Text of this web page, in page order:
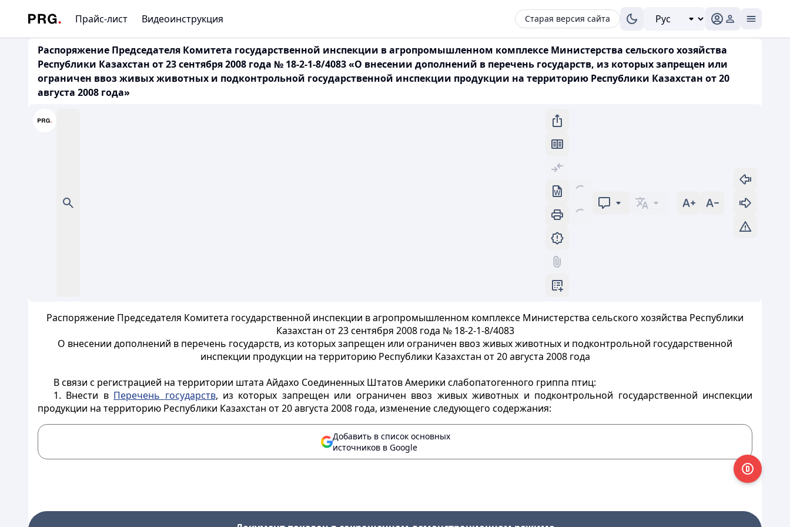
Прайс-лист Видеоинструкция Старая версия сайта
Распоряжение Председателя Комитета государственной инспекции в агропромышленном комплексе Министерства сельского хозяйства
Республики Казахстан от 23 сентября 2008 года № 18-2-1-8/4083 «О внесении дополнений в перечень государств, из которых запрещен или
ограничен ввоз живых животных и подконтрольной государственной инспекции продукции на территорию Республики Казахстан от 20
августа 2008 года»
Распоряжение Председателя Комитета государственной инспекции в агропромышленном комплексе Министерства сельского хозяйства Республики
Казахстан от 23 сентября 2008 года № 18-2-1-8/4083
О внесении дополнений в перечень государств, из которых запрещен или ограничен ввоз живых животных и подконтрольной государственной
инспекции продукции на территорию Республики Казахстан от 20 августа 2008 года
В связи с регистрацией на территории штата Айдахо Соединенных Штатов Америки слабопатогенного гриппа птиц:
1. Внести в Перечень государств, из которых запрещен или ограничен ввоз живых животных и подконтрольной государственной инспекции
продукции на территорию Республики Казахстан от 20 августа 2008 года, изменение следующего содержания:
Добавить в список основных
источников в Google